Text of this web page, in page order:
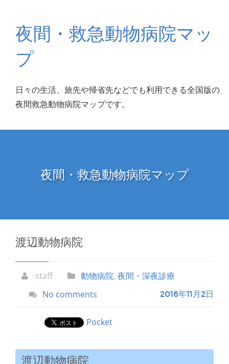
夜間・救急動物病院マッ
プ
日々の生活、旅先や帰省先などでも利用できる全国版の
夜間救急動物病院マップです。
夜間・救急動物病院マップ
渡辺動物病院
staff 動物病院, 夜間・深夜診療
No comments
2016年11月2日
Pocket
渡辺動物病院